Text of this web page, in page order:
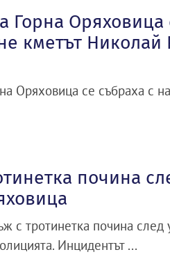
Горна Оряховица
кметът
Оряховица се събраха с
почина
с тротинетка почина след
Инцидентът ...